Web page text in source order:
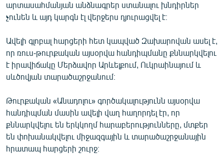
արտասահմանյան անձնագրեր ստանալու խնդիրներ
չունեն և այդ կարգն էլ վերջերս դյուրացվել է։
Ավելի գլոբալ հարցերի հետ կապված Զախարովան ասել է,
որ ռուս-թուրքական այսօրվա հանդիպմանը քննարկվելու
է իրավիճակը Մերձավոր Արևելքում, Ուկրաինայում և
սևծովյան տարածաշրջանում։
Թուրքական «Անադոլու» գործակալությունն այսօրվա
հանդիպման մասին ավելի վաղ հաղորդել էր, որ
քննարկվելու են երկկողմ հարաբերությունները, մտքեր
են փոխանակվելու միջազգային և տարածաշրջանային
հրատապ հարցերի շուրջ։